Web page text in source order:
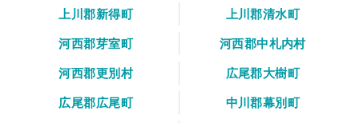
上川郡新得町
上川郡清水町
河西郡芽室町
河西郡中札内村
河西郡更別村
広尾郡大樹町
広尾郡広尾町
中川郡幕別町